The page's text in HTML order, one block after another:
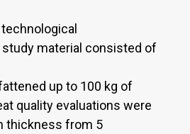
material consisted of
up to 100 kg of
quality evaluations were
thickness from 5